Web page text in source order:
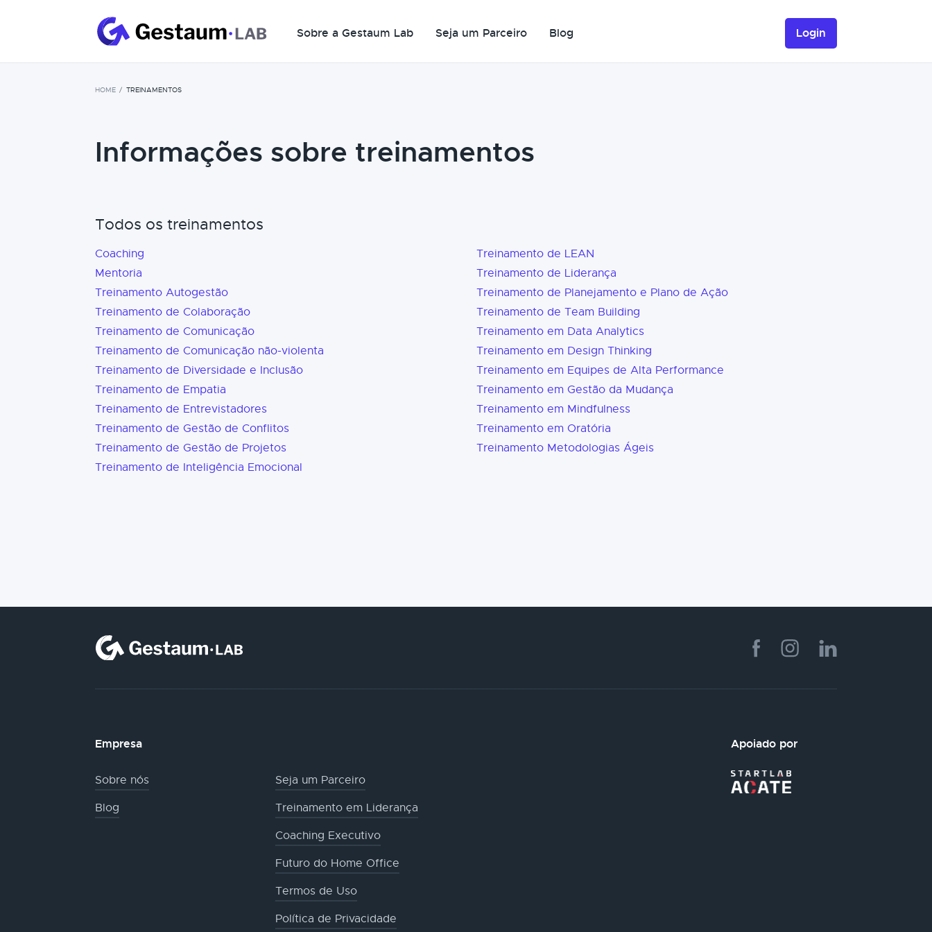
Sobre a Gestaum Lab Seja um Parceiro Blog Login
HOME TREINAMENTOS
Informações sobre treinamentos
Todos os treinamentos
Coaching
Mentoria
Treinamento Autogestão
Treinamento de Colaboração
Treinamento de Comunicação
Treinamento de Comunicação não-violenta
Treinamento de Diversidade e Inclusão
Treinamento de Empatia
Treinamento de Entrevistadores
Treinamento de Gestão de Conflitos
Treinamento de Gestão de Projetos
Treinamento de Inteligência Emocional
Treinamento de LEAN
Treinamento de Liderança
Treinamento de Planejamento e Plano de Ação
Treinamento de Team Building
Treinamento em Data Analytics
Treinamento em Design Thinking
Treinamento em Equipes de Alta Performance
Treinamento em Gestão da Mudança
Treinamento em Mindfulness
Treinamento em Oratória
Treinamento Metodologias Ágeis
Empresa
Sobre nós
Seja um Parceiro
Blog
Treinamento em Liderança
Coaching Executivo
Futuro do Home Office
Termos de Uso
Política de Privacidade
Apoiado por